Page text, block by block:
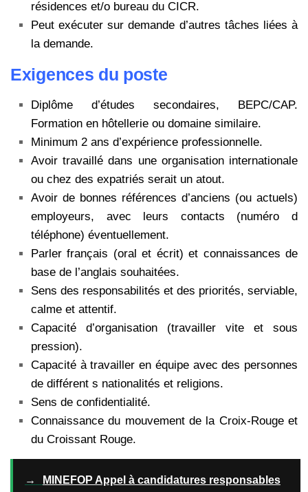
résidences et/o bureau du CICR.
Peut exécuter sur demande d’autres tâches liées à
la demande.
Exigences du poste
Diplôme d’études secondaires, BEPC/CAP.
Formation en hôtellerie ou domaine similaire.
Minimum 2 ans d’expérience professionnelle.
Avoir travaillé dans une organisation internationale
ou chez des expatriés serait un atout.
Avoir de bonnes références d’anciens (ou actuels)
employeurs, avec leurs contacts (numéro d
téléphone) éventuellement.
Parler français (oral et écrit) et connaissances de
base de l’anglais souhaitées.
Sens des responsabilités et des priorités, serviable,
calme et attentif.
Capacité d’organisation (travailler vite et sous
pression).
Capacité à travailler en équipe avec des personnes
de différent s nationalités et religions.
Sens de confidentialité.
Connaissance du mouvement de la Croix-Rouge et
du Croissant Rouge.
→
MINEFOP Appel à candidatures responsables